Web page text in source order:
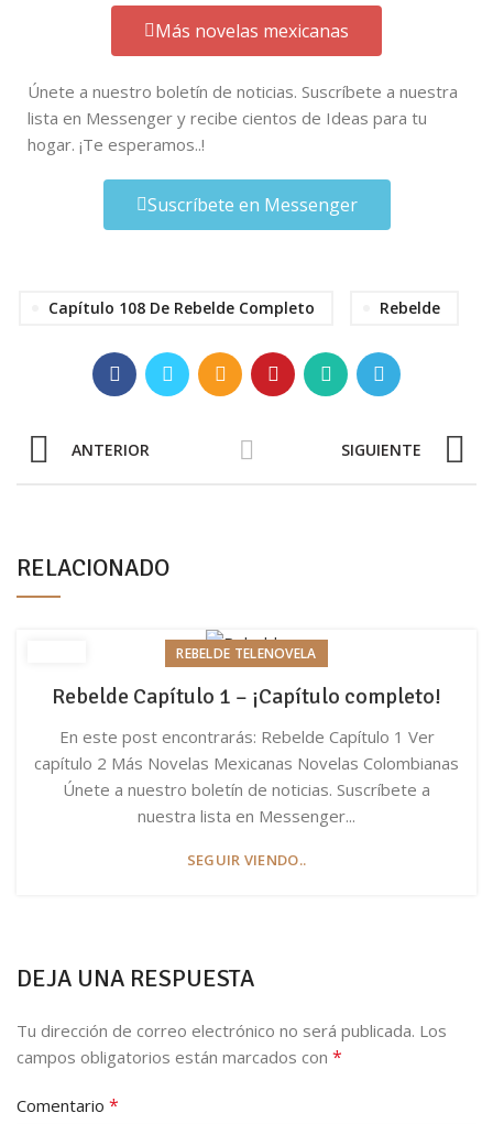
Más novelas mexicanas
Únete a nuestro boletín de noticias. Suscríbete a nuestra
lista en Messenger y recibe cientos de Ideas para tu
hogar. ¡Te esperamos..!
Suscríbete en Messenger
Capítulo 108 De Rebelde Completo Rebelde
ANTERIOR SIGUIENTE
RELACIONADO
REBELDE TELENOVELA
Rebelde Capítulo 1 – ¡Capítulo completo!
En este post encontrarás: Rebelde Capítulo 1 Ver
capítulo 2 Más Novelas Mexicanas Novelas Colombianas
Únete a nuestro boletín de noticias. Suscríbete a
nuestra lista en Messenger...
SEGUIR VIENDO..
DEJA UNA RESPUESTA
Tu dirección de correo electrónico no será publicada. Los
campos obligatorios están marcados con *
Comentario *